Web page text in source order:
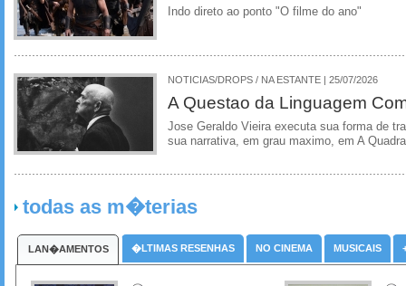
Indo direto ao ponto "O filme do ano"
NOTICIAS/DROPS / NA ESTANTE | 25/07/2026
A Questao da Linguagem
Jose Geraldo Vieira executa sua forma de
sua narrativa, em grau maximo, em A
todas as m�terias
LAN�AMENTOS �LTIMAS RESENHAS NO CINEMA MUSICAIS